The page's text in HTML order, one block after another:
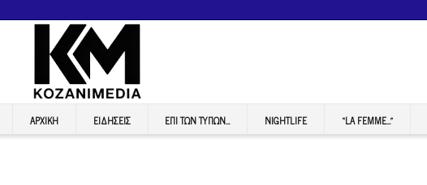
ΑΡΧΙΚΉ ΕΙΔΉΣΕΙΣ ΕΠI ΤΩΝ ΤΥΠΩΝ… NIGHTLIFE “LA FEMME…”